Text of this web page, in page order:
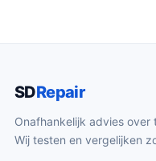
SDRepair
Onafhankelijk advies over
Wij testen en vergelijken